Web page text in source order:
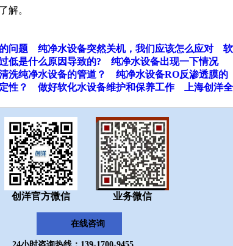
解。
问题 纯净水设备突然关机，我们应该怎么应对
软
低是什么原因导致的?
纯净水设备出现一下情况
洗纯净水设备的管道？
纯净水设备RO反渗透膜的
性？ 做好软化水设备维护和保养工作
上海创洋全
创洋官方微信 业务微信
在线咨询